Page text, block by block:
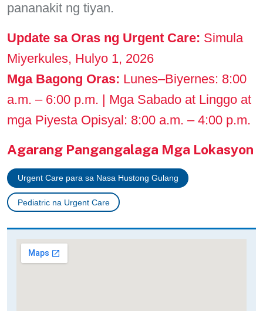
pananakit ng tiyan.
Update sa Oras ng Urgent Care: Simula
Miyerkules, Hulyo 1, 2026
Mga Bagong Oras: Lunes–Biyernes: 8:00
a.m. – 6:00 p.m. | Mga Sabado at Linggo at
mga Piyesta Opisyal: 8:00 a.m. – 4:00 p.m.
Agarang Pangangalaga Mga Lokasyon
Urgent Care para sa Nasa Hustong Gulang
Pediatric na Urgent Care